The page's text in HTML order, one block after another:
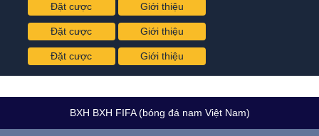
Đặt cược Giới thiệu
Đặt cược Giới thiệu
Đặt cược Giới thiệu
BXH BXH FIFA (bóng đá nam Việt Nam)